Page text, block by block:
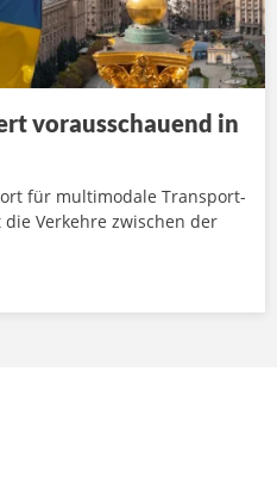
vorausschauend in
für multimodale Transport-
Verkehre zwischen der